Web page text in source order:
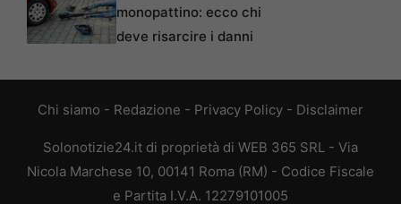
monopattino: ecco chi
deve risarcire i danni
Chi siamo - Redazione - Privacy Policy - Disclaimer
Solonotizie24.it di proprietà di WEB 365 SRL - Via
Nicola Marchese 10, 00141 Roma (RM) - Codice Fiscale
e Partita I.V.A. 12279101005